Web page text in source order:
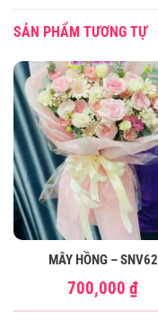
SẢN PHẨM TƯƠNG TỰ
MÂY HỒNG – SNV62
700,000 ₫